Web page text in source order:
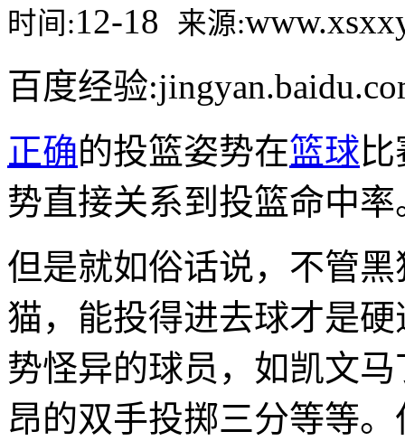
时间:12-18 来源:
百度经验
正确的投篮姿势在篮球
势直接关系到投篮命中率
但是就如俗话说，不管
猫，能投得进去球才是
势怪异的球员，如凯文
昂的双手投掷三分等等